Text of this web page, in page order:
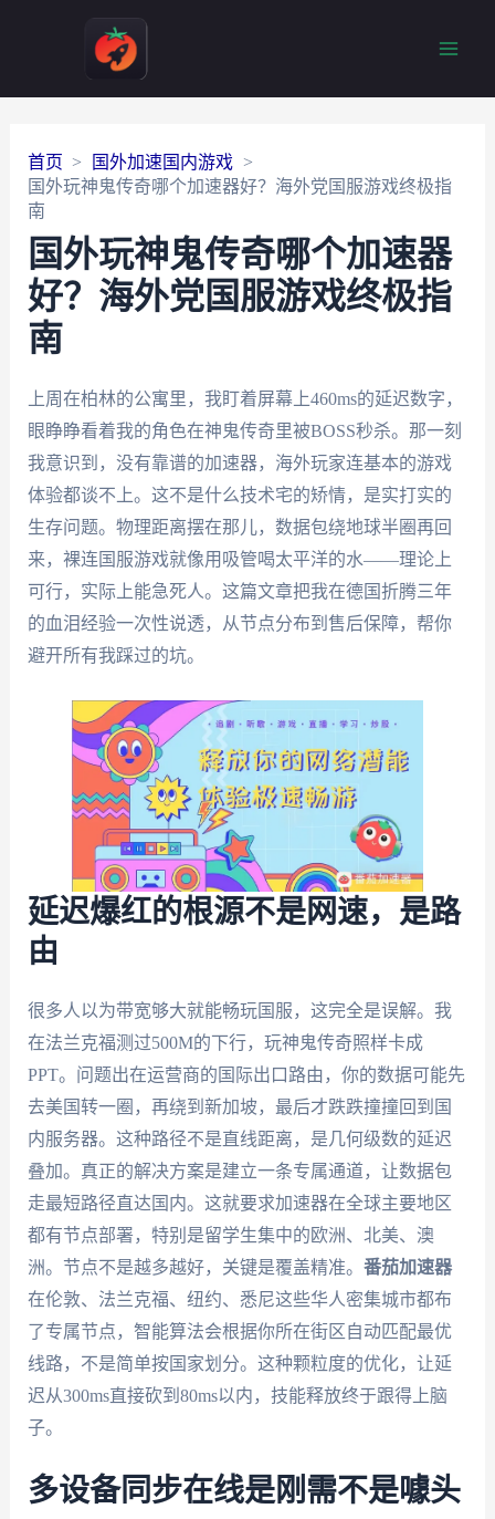
首页
国外加速国内游戏
国外玩神鬼传奇哪个加速器好？海外党国服游戏终极指
南
国外玩神鬼传奇哪个加速器
好？海外党国服游戏终极指
南
上周在柏林的公寓里，我盯着屏幕上460ms的延迟数字，
眼睁睁看着我的角色在神鬼传奇里被BOSS秒杀。那一刻
我意识到，没有靠谱的加速器，海外玩家连基本的游戏
体验都谈不上。这不是什么技术宅的矫情，是实打实的
生存问题。物理距离摆在那儿，数据包绕地球半圈再回
来，裸连国服游戏就像用吸管喝太平洋的水——理论上
可行，实际上能急死人。这篇文章把我在德国折腾三年
的血泪经验一次性说透，从节点分布到售后保障，帮你
避开所有我踩过的坑。
延迟爆红的根源不是网速，是路
由
很多人以为带宽够大就能畅玩国服，这完全是误解。我
在法兰克福测过500M的下行，玩神鬼传奇照样卡成
PPT。问题出在运营商的国际出口路由，你的数据可能先
去美国转一圈，再绕到新加坡，最后才跌跌撞撞回到国
内服务器。这种路径不是直线距离，是几何级数的延迟
叠加。真正的解决方案是建立一条专属通道，让数据包
走最短路径直达国内。这就要求加速器在全球主要地区
都有节点部署，特别是留学生集中的欧洲、北美、澳
洲。节点不是越多越好，关键是覆盖精准。 番茄加速器
在伦敦、法兰克福、纽约、悉尼这些华人密集城市都布
了专属节点，智能算法会根据你所在街区自动匹配最优
线路，不是简单按国家划分。这种颗粒度的优化，让延
迟从300ms直接砍到80ms以内，技能释放终于跟得上脑
子。
多设备同步在线是刚需不是噱头